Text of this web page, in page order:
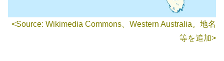
<Source: Wikimedia Commons、Western Australia。地名
等を追加>